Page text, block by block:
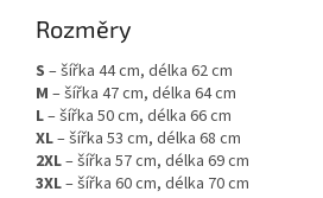
Rozměry
S – šířka 44 cm, délka 62 cm
M – šířka 47 cm, délka 64 cm
L– šířka 50 cm, délka 66 cm
XL– šířka 53 cm, délka 68 cm
2XL– šířka 57 cm, délka 69 cm
3XL– šířka 60 cm, délka 70 cm